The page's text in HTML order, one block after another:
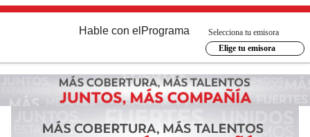
Hable con el Programa
Selecciona tu emisora
Elige tu emisora